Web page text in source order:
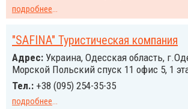
подробнее...
"SAFINA" Туристическая компания
Адрес: Украина, Одесская область,
Морской Польский спуск 11 офис 5, 1
Тел.: +38 (095) 254-35-35
подробнее...